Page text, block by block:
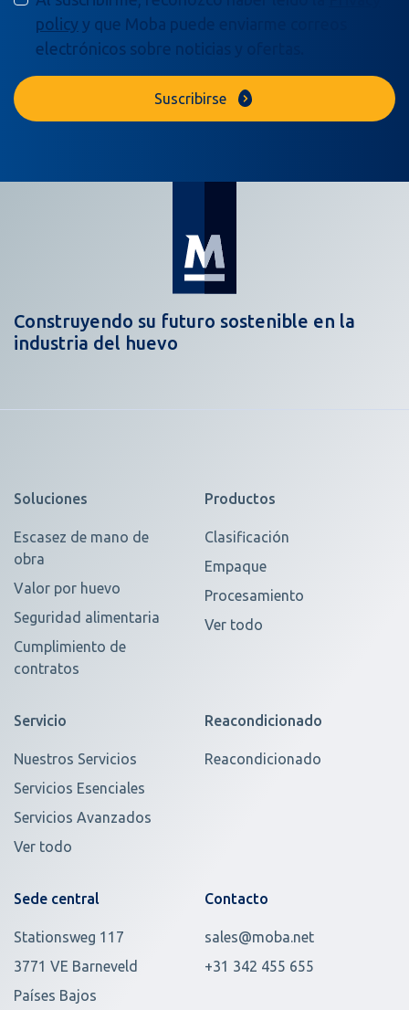
policy y que Moba puede enviarme correos
electrónicos sobre noticias y ofertas.
Suscribirse
Construyendo su futuro sostenible en la
industria del huevo
Soluciones
Escasez de mano de
obra
Valor por huevo
Seguridad alimentaria
Cumplimiento de
contratos
Productos
Clasificación
Empaque
Procesamiento
Ver todo
Servicio
Nuestros Servicios
Servicios Esenciales
Servicios Avanzados
Ver todo
Reacondicionado
Reacondicionado
Sede central
Stationsweg 117
3771 VE Barneveld
Países Bajos
Contacto
sales@moba.net
+31 342 455 655